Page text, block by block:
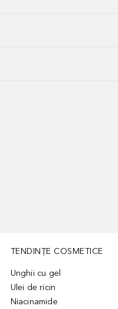
TENDINȚE COSMETICE
Unghii cu gel
Ulei de ricin
Niacinamide